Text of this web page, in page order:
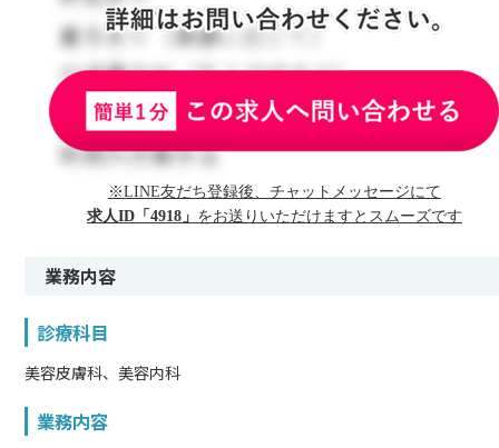
※LINE友だち登録後、チャットメッセージにて
求人ID「4918」 をお送りいただけますとスムーズです
業務内容
診療科目
美容皮膚科、美容内科
業務内容